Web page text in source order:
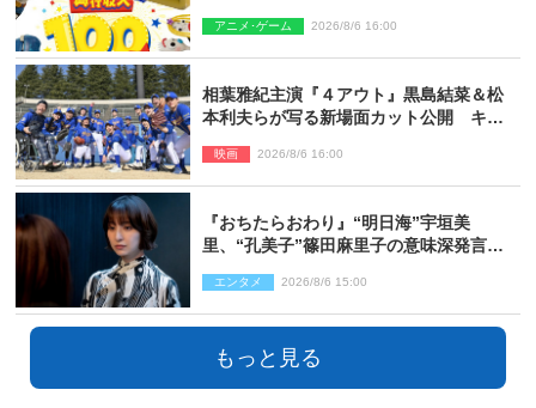
アニメ･ゲーム 2026/8/6 16:00
相葉雅紀主演『４アウト』黒島結菜＆松
本利夫らが写る新場面カット公開 キャ
映画 2026/8/6 16:00
『おちたらおわり』“明日海”宇垣美
里、“孔美子”篠田麻里子の意味深発言に
開」
エンタメ 2026/8/6 15:00
もっと見る